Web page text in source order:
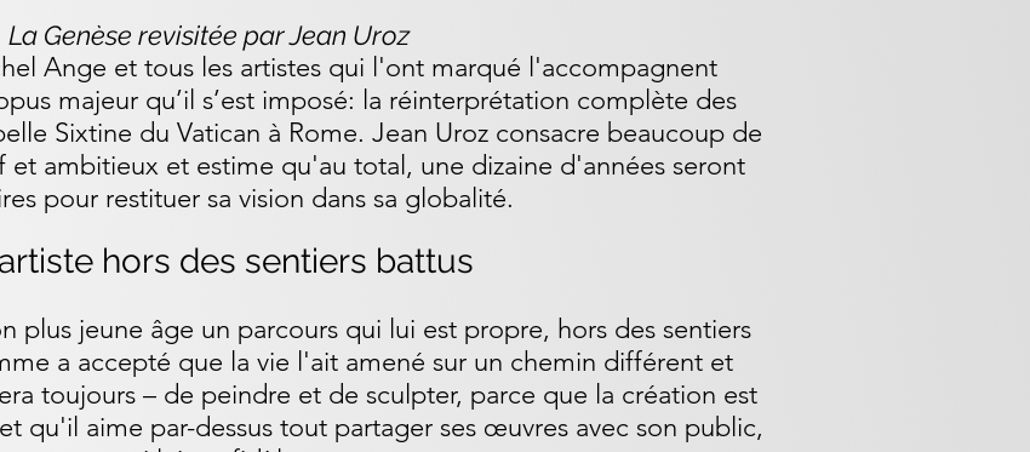
La Genèse revisitée par Jean Uroz
Ange et tous les artistes qui l'ont marqué l'accompagnent
majeur qu’il s’est imposé: la réinterprétation complète des
Sixtine du Vatican à Rome. Jean Uroz consacre beaucoup de
et ambitieux et estime qu'au total, une dizaine d'années seront
pour restituer sa vision dans sa globalité.
hors des sentiers battus
plus jeune âge un parcours qui lui est propre, hors des sentiers
a accepté que la vie l'ait amené sur un chemin différent et
toujours – de peindre et de sculpter, parce que la création est
qu'il aime par-dessus tout partager ses œuvres avec son public,